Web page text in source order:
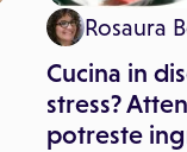
Rosaura
Cucina in
stress?
potreste